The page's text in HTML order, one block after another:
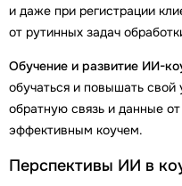
и даже при регистрации
от рутинных задач
Обучение и развитие ИИ-
обучаться и повышать свой
обратную связь и данные
эффективным коучем.
Перспективы ИИ в